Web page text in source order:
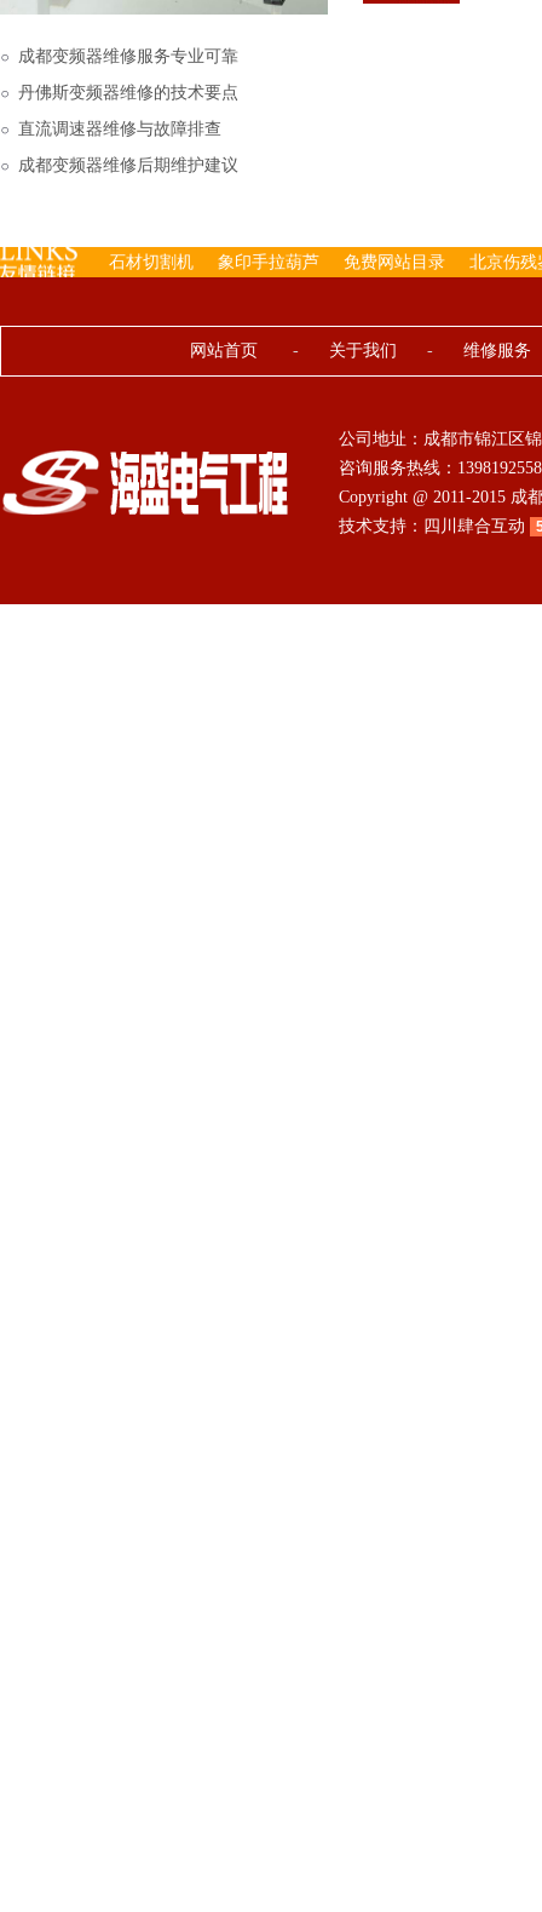
下来的，机内已经存有
成都变频器维修服务专业可靠
丹佛斯变频器维修的技术要点
直流调速器维修与故障排查
成都变频器维修后期维护建议
石材切割机 象印手拉葫芦 免费网站目录 北京伤残
网站首页 - 关于我们 - 维修服务
公司地址：成都市锦江区
咨询服务热线：
Copyright @ 2011-2015
技术支持： 四川肆合互动